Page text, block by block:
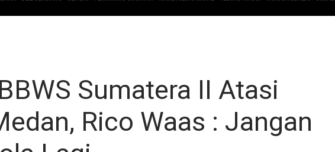
Sumatera II Atasi
Rico Waas : Jangan